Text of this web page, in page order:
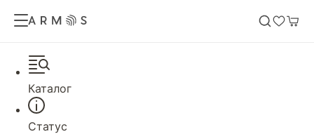
Каталог
Статус